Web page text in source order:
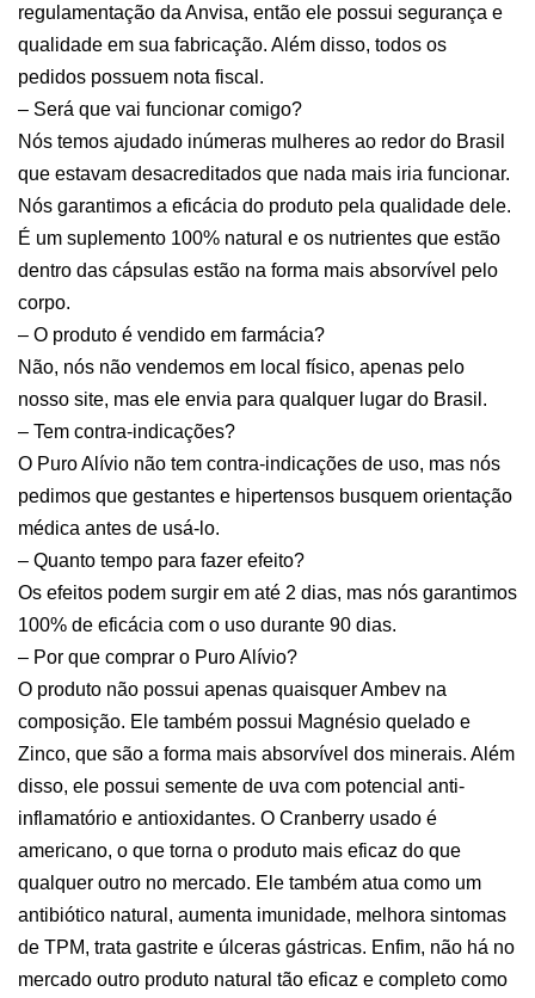
regulamentação da Anvisa, então ele possui segurança e
qualidade em sua fabricação. Além disso, todos os
pedidos possuem nota fiscal.
– Será que vai funcionar comigo?
Nós temos ajudado inúmeras mulheres ao redor do Brasil
que estavam desacreditados que nada mais iria funcionar.
Nós garantimos a eficácia do produto pela qualidade dele.
É um suplemento 100% natural e os nutrientes que estão
dentro das cápsulas estão na forma mais absorvível pelo
corpo.
– O produto é vendido em farmácia?
Não, nós não vendemos em local físico, apenas pelo
nosso site, mas ele envia para qualquer lugar do Brasil.
– Tem contra-indicações?
O Puro Alívio não tem contra-indicações de uso, mas nós
pedimos que gestantes e hipertensos busquem orientação
médica antes de usá-lo.
– Quanto tempo para fazer efeito?
Os efeitos podem surgir em até 2 dias, mas nós garantimos
100% de eficácia com o uso durante 90 dias.
– Por que comprar o Puro Alívio?
O produto não possui apenas quaisquer Ambev na
composição. Ele também possui Magnésio quelado e
Zinco, que são a forma mais absorvível dos minerais. Além
disso, ele possui semente de uva com potencial anti-
inflamatório e antioxidantes. O Cranberry usado é
americano, o que torna o produto mais eficaz do que
qualquer outro no mercado. Ele também atua como um
antibiótico natural, aumenta imunidade, melhora sintomas
de TPM, trata gastrite e úlceras gástricas. Enfim, não há no
mercado outro produto natural tão eficaz e completo como